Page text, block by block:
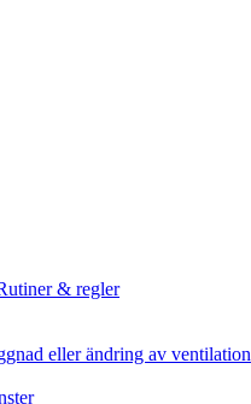
& regler
eller ändring av ventilation